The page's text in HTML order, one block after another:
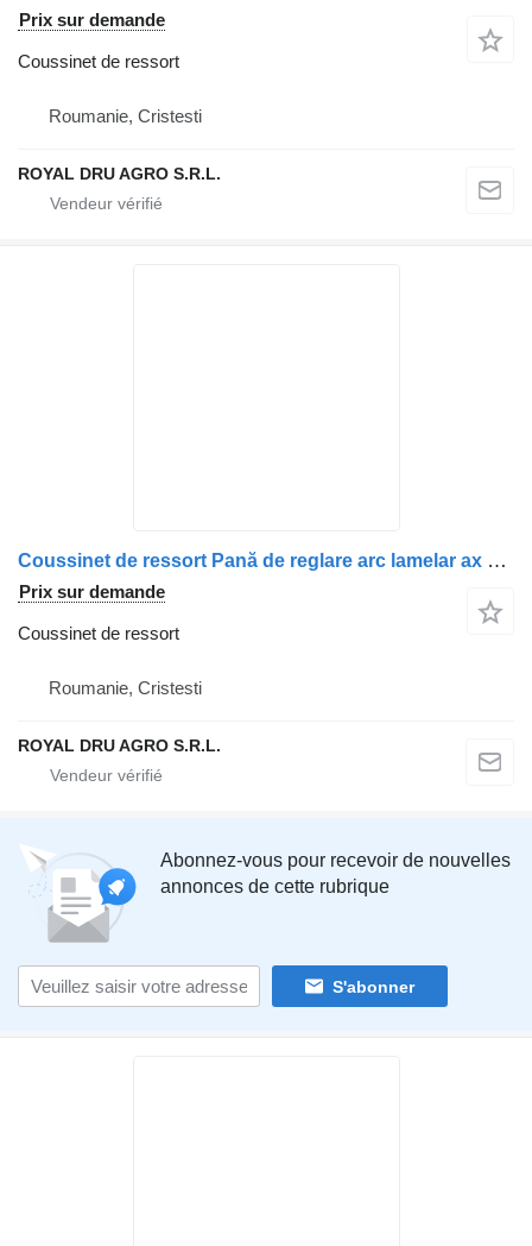
Prix sur demande
Coussinet de ressort
Roumanie, Cristesti
ROYAL DRU AGRO S.R.L.
Coussinet de ressort Pană de reglare arc lamelar ax secundar stânga pentru pour camion Scania
Prix sur demande
Coussinet de ressort
Roumanie, Cristesti
ROYAL DRU AGRO S.R.L.
Abonnez-vous pour recevoir de nouvelles
annonces de cette rubrique
S'abonner